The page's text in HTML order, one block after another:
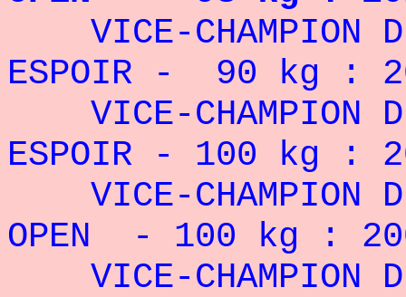
VICE-CHAMPION
ESPOIR - 90 kg :
VICE-CHAMPION
ESPOIR - 100 kg :
VICE-CHAMPION
OPEN - 100 kg :
VICE-CHAMPION